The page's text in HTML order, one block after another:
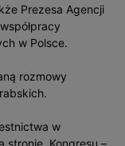
Prezesa Agencji
w Polsce.
rozmowy
w
stronie Kongresu –